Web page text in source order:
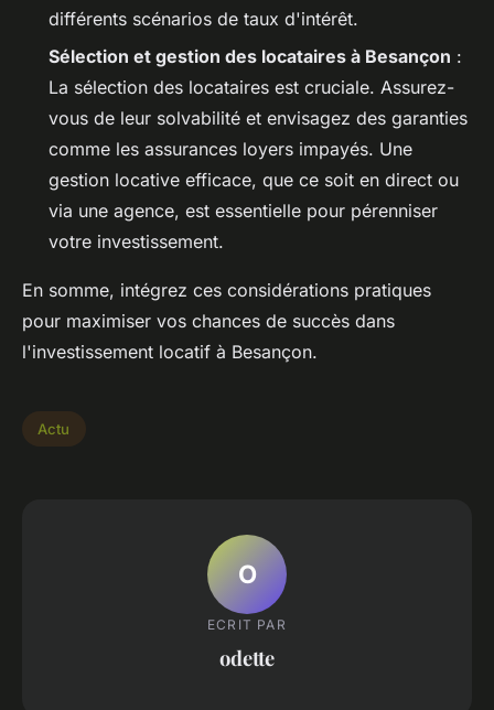
différents scénarios de taux d'intérêt.
Sélection et gestion des locataires à Besançon :
La sélection des locataires est cruciale. Assurez-
vous de leur solvabilité et envisagez des garanties
comme les assurances loyers impayés. Une
gestion locative efficace, que ce soit en direct ou
via une agence, est essentielle pour pérenniser
votre investissement.
En somme, intégrez ces considérations pratiques
pour maximiser vos chances de succès dans
l'investissement locatif à Besançon.
Actu
O
ECRIT PAR
odette